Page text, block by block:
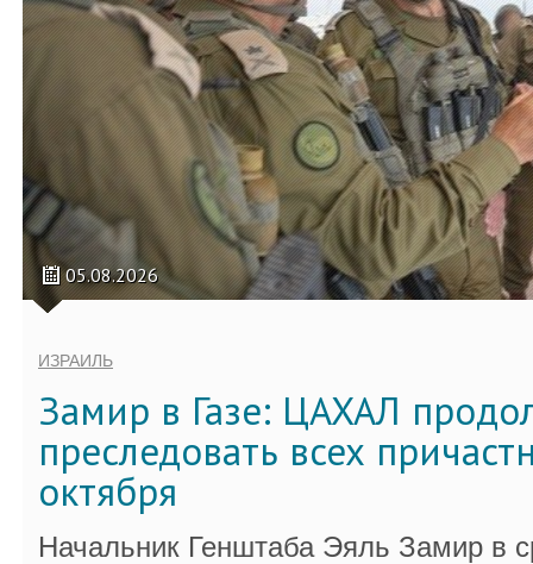
05.08.2026
ИЗРАИЛЬ
Замир в Газе: ЦАХАЛ
преследовать всех
октября
Начальник Генштаба Эяль Замир в